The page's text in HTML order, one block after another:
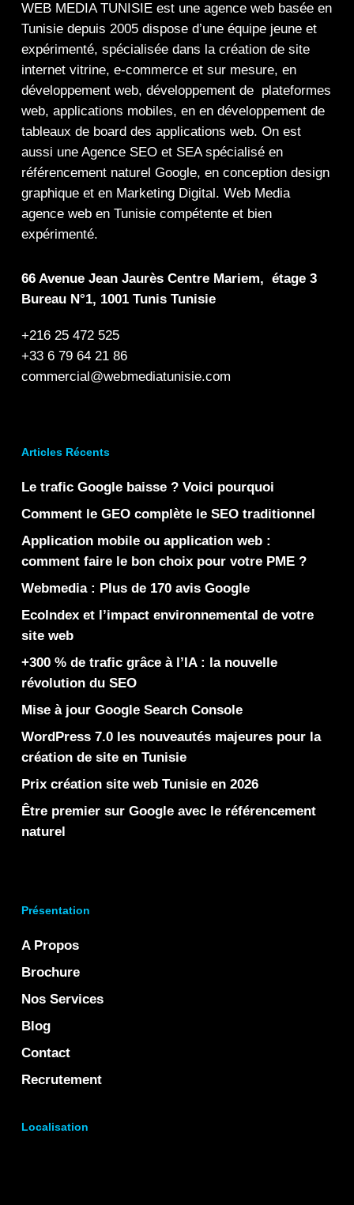
WEB MEDIA TUNISIEest une agence webbasée en
Tunisie depuis 2005 dispose d’une équipe jeune et
expérimenté, spécialisée dans la création de site
internet vitrine, e-commerceet sur mesure, en
développement web, développement de plateformes
web, applications mobiles, en en développement de
tableaux de boarddes applications web. On est
aussi une Agence SEOet SEAspécialisé en
référencement naturel Google, en conception design
graphiqueet en Marketing Digital. Web Media
agence web en Tunisie compétente et bien
expérimenté.
66 Avenue Jean Jaurès Centre Mariem, étage 3
Bureau N°1, 1001 Tunis Tunisie
+216 25 472 525
+33 6 79 64 21 86
commercial@webmediatunisie.com
Articles Récents
Le trafic Google baisse ? Voici pourquoi
Comment le GEO complète le SEO traditionnel
Application mobile ou application web :
comment faire le bon choix pour votre PME ?
Webmedia : Plus de 170 avis Google
EcoIndex et l’impact environnemental de votre
site web
+300 % de trafic grâce à l’IA : la nouvelle
révolution du SEO
Mise à jour Google Search Console
WordPress 7.0 les nouveautés majeures pour la
création de site en Tunisie
Prix création site web Tunisie en 2026
Être premier sur Google avec le référencement
naturel
Présentation
A Propos
Brochure
Nos Services
Blog
Contact
Recrutement
Localisation